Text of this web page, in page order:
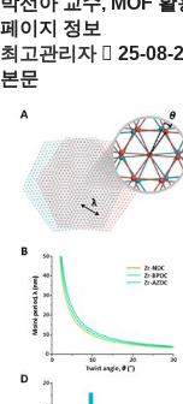
페이지 정보
최고관리자
25-08-
본문